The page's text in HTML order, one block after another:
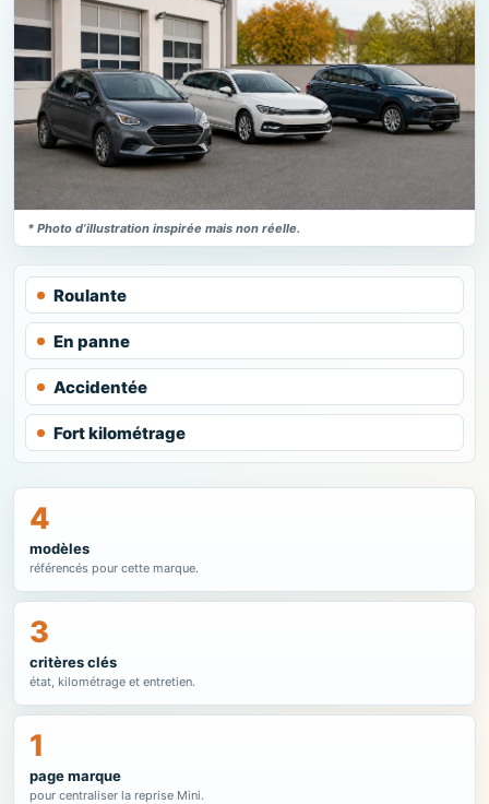
* Photo d’illustration inspirée mais non réelle.
Roulante
En panne
Accidentée
Fort kilométrage
4
modèles
référencés pour cette marque.
3
critères clés
état, kilométrage et entretien.
1
page marque
pour centraliser la reprise Mini.